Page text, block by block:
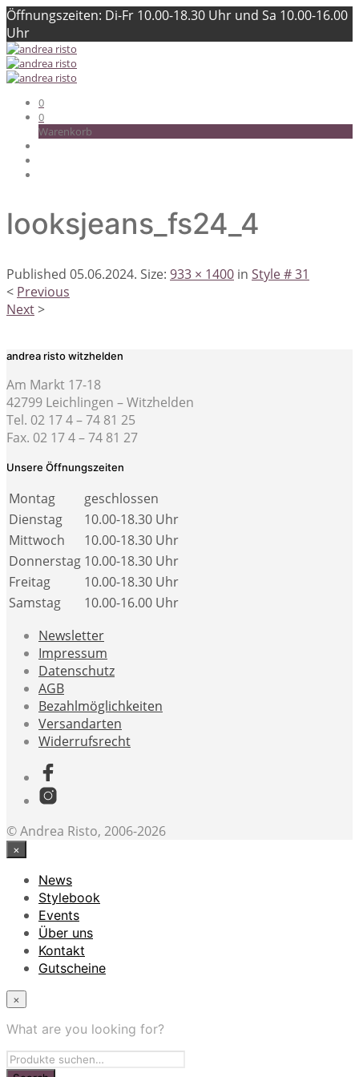
Öffnungszeiten: Di-Fr 10.00-18.30 Uhr und Sa 10.00-16.00
Uhr
0
0
Warenkorb
looksjeans_fs24_4
Published 05.06.2024. Size: 933 × 1400 in Style # 31
< Previous
Next>
andrea risto witzhelden
Am Markt 17-18
42799 Leichlingen – Witzhelden
Tel. 02 17 4 – 74 81 25
Fax. 02 17 4 – 74 81 27
Unsere Öffnungszeiten
Montag
geschlossen
Dienstag
10.00-18.30 Uhr
Mittwoch
10.00-18.30 Uhr
Donnerstag 10.00-18.30 Uhr
Freitag
10.00-18.30 Uhr
Samstag
10.00-16.00 Uhr
Newsletter
Impressum
Datenschutz
AGB
Bezahlmöglichkeiten
Versandarten
Widerrufsrecht
© Andrea Risto, 2006-2026
×
News
Stylebook
Events
Über uns
Kontakt
Gutscheine
×
What are you looking for?